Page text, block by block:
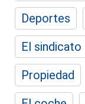
Deportes
El sindicato
Propiedad